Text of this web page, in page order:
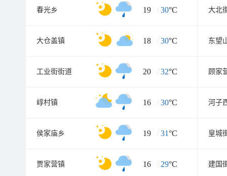
春光乡 19 / 30°C 大北
大仓盖镇 18 / 30°C 东望
工业街街道 20 / 32°C 顾家
崞村镇 16 / 30°C 河子
侯家庙乡 19 / 31°C 皇城
贾家营镇 16 / 29°C 建国